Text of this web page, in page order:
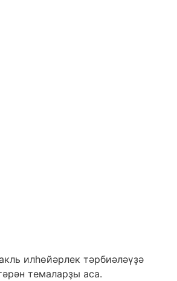
илһөйәрлек тәрбиәләүҙә
темаларҙы аса.